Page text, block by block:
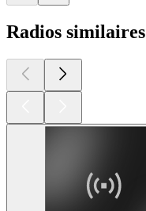
Radios similaires